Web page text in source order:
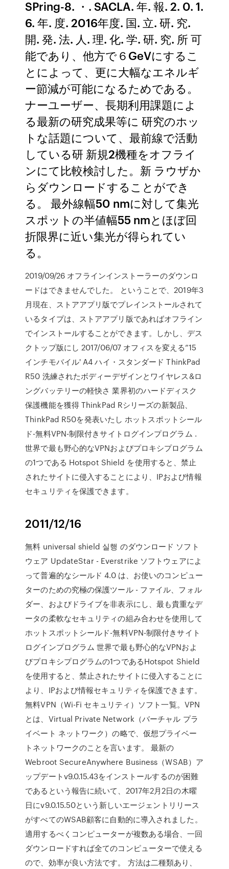
SPring-8. ・. SACLA. 年. 報. 2. 0. 1.
6. 年. 度. 2016年度. 国. 立. 研. 究.
開. 発. 法. 人. 理. 化. 学. 研. 究. 所 可
能であり、他方で６GeVにするこ
とによって、更に大幅なエネルギ
ー節減が可能になるためである。
ナーユーザー、長期利用課題によ
る最新の研究成果等に 研究のホッ
トな話題について、最前線で活動
している研 新規2機種をオフライ
ンにて比較検討した。新 ラウザか
らダウンロードすることができ
る。 最外線幅50 nmに対して集光
スポットの半値幅55 nmとほぼ回
折限界に近い集光が得られてい
る。
2019/09/26 オフラインインストーラーのダウンロ
ードはできませんでした。 ということで、2019年3
月現在、ストアアプリ版でプレインストールされて
いるタイプは、ストアアプリ版であればオフライン
でインストールすることができます。しかし、デス
クトップ版にし 2017/06/07 オフィスを変える”15
インチモバイル' A4 ハイ・スタンダード ThinkPad
R50 洗練されたボディーデザインとワイヤレス&ロ
ングバッテリーの軽快さ 業界初のハードディスク
保護機能を獲得 ThinkPad Rシリーズの新製品、
ThinkPad R50を発表いたし ホットスポットシール
ド-無料VPN-制限付きサイトログインプログラム .
世界で最も野心的なVPNおよびプロキシプログラム
の1つである Hotspot Shield を使用すると、禁止
されたサイトに侵入することにより、IPおよび情報
セキュリティを保護できます。
2011/12/16
無料 universal shield 실행 のダウンロード ソフト
ウェア UpdateStar - Everstrike ソフトウェアによ
って普遍的なシールド 4.0 は、お使いのコンピュー
ターのための究極の保護ツール - ファイル、フォル
ダー、およびドライブを非表示にし、最も貴重なデ
ータの柔軟なセキュリティの組み合わせを使用して
ホットスポットシールド-無料VPN-制限付きサイト
ログインプログラム 世界で最も野心的なVPNおよ
びプロキシプログラムの1つであるHotspot Shield
を使用すると、禁止されたサイトに侵入することに
より、IPおよび情報セキュリティを保護できます。
無料VPN（Wi-Fi セキュリティ）ソフト一覧。VPN
とは、Virtual Private Network（バーチャル プラ
イベート ネットワーク）の略で、仮想プライベー
トネットワークのことを言います。 最新の
Webroot SecureAnywhere Business（WSAB）ア
ップデートv9.0.15.43をインストールするのが困難
であるという報告に続いて、2017年2月2日の木曜
日にv9.0.15.50という新しいエージェントリリース
がすべてのWSAB顧客に自動的に導入されました。
適用するべくコンピューターが複数ある場合、一回
ダウンロードすれば全てのコンピューターで使える
ので、効率が良い方法です。 方法は二種類あり、